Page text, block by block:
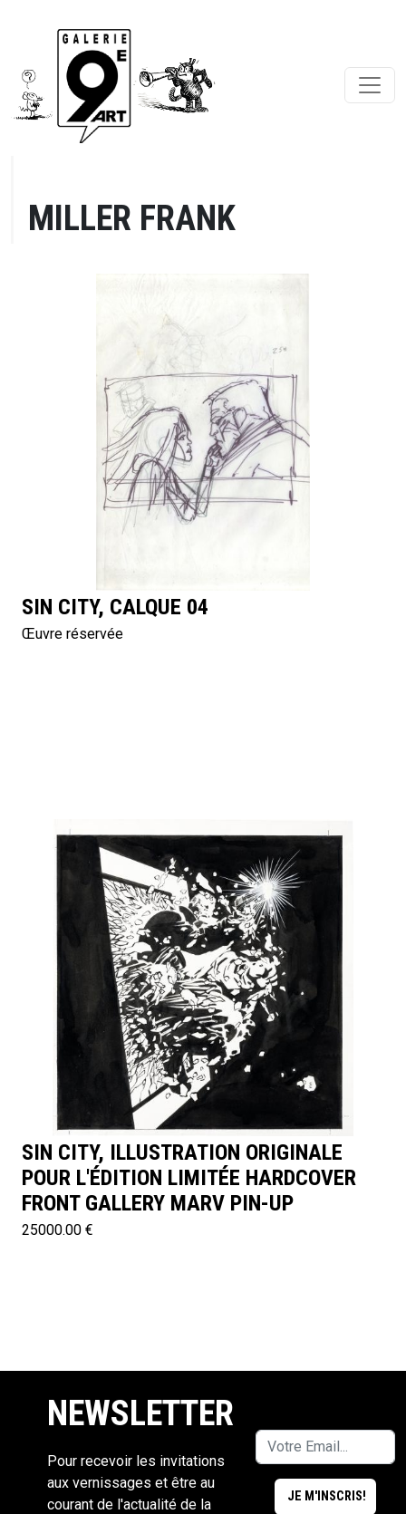
MILLER FRANK
SIN CITY, CALQUE 04
Œuvre réservée
SIN CITY, ILLUSTRATION ORIGINALE
POUR L'ÉDITION LIMITÉE HARDCOVER
FRONT GALLERY MARV PIN-UP
25000.00 €
NEWSLETTER
Pour recevoir les invitations
aux vernissages et être au
courant de l'actualité de la